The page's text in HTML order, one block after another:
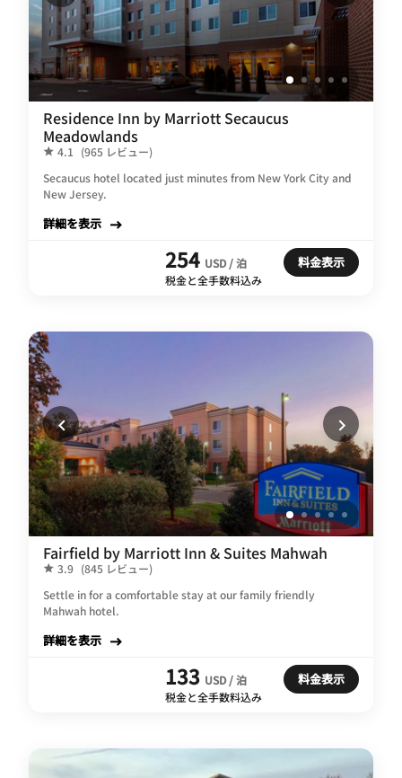
Residence Inn by Marriott Secaucus
Meadowlands
4.1
(965 レビュー)
Secaucus hotel located just minutes from New York City and
New Jersey.
詳細を表示
254 USD / 泊
税金と全手数料込み
料金表示
Fairfield by Marriott Inn & Suites Mahwah
3.9 (845 レビュー)
Settle in for a comfortable stay at our family friendly
Mahwah hotel.
詳細を表示
133 USD / 泊
税金と全手数料込み
料金表示